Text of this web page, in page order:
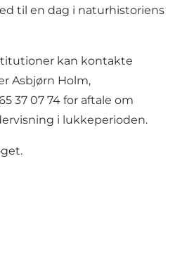
til en dag i naturhistoriens
kan kontakte
Asbjørn Holm,
37 07 74 for aftale om
i lukkeperioden.